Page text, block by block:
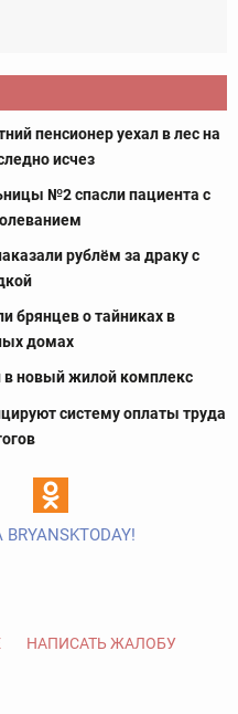
пенсионер уехал в лес на
исчез
№2 спасли пациента с
рублём за драку с
брянцев о тайниках в
домах
в новый жилой комплекс
систему оплаты труда
НАПИСАТЬ ЖАЛОБУ